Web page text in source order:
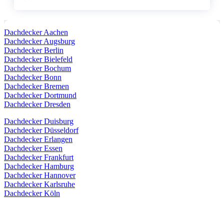
Dachdecker Aachen
Dachdecker Augsburg
Dachdecker Berlin
Dachdecker Bielefeld
Dachdecker Bochum
Dachdecker Bonn
Dachdecker Bremen
Dachdecker Dortmund
Dachdecker Dresden
Dachdecker Duisburg
Dachdecker Düsseldorf
Dachdecker Erlangen
Dachdecker Essen
Dachdecker Frankfurt
Dachdecker Hamburg
Dachdecker Hannover
Dachdecker Karlsruhe
Dachdecker Köln